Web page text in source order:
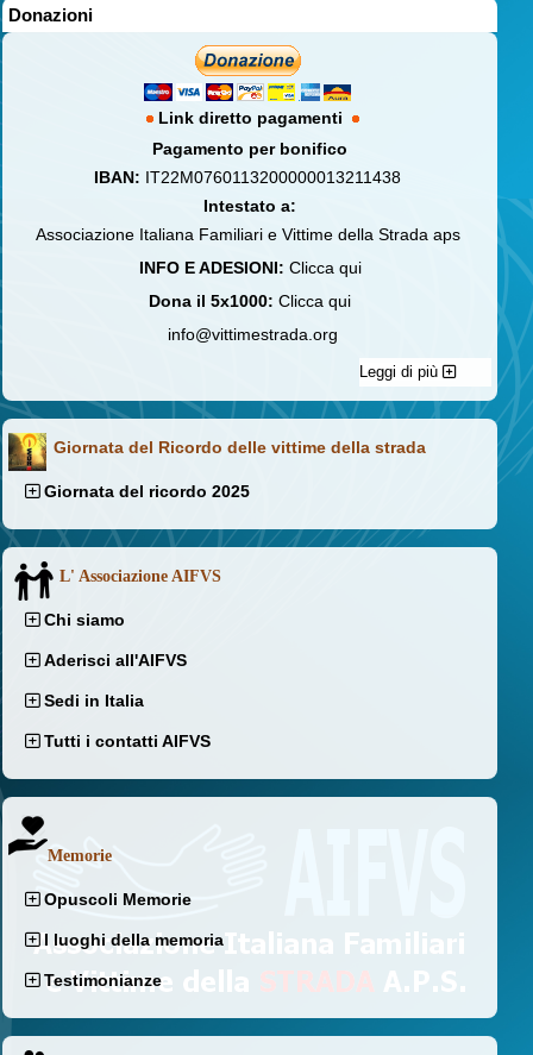
Donazioni
Link diretto pagamenti
Pagamento per bonifico
IBAN: IT22M0760113200000013211438
Intestato a:
Associazione Italiana Familiari e Vittime della Strada aps
INFO E ADESIONI: Clicca qui
Dona il 5x1000: Clicca qui
info@vittimestrada.org
Leggi di più
Giornata del Ricordo delle vittime della strada
Giornata del ricordo 2025
L' Associazione AIFVS
Chi siamo
Aderisci all'AIFVS
Sedi in Italia
Tutti i contatti AIFVS
Memorie
Opuscoli Memorie
I luoghi della memoria
Testimonianze